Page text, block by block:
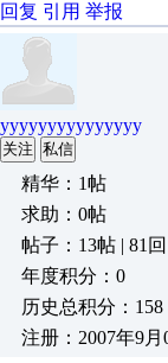
回复 引用 举报
yyyyyyyyyyyyyyy
关注 私信
精华：1帖
求助：0帖
帖子：13帖 | 81回
年度积分：0
历史总积分：158
注册：2007年9月